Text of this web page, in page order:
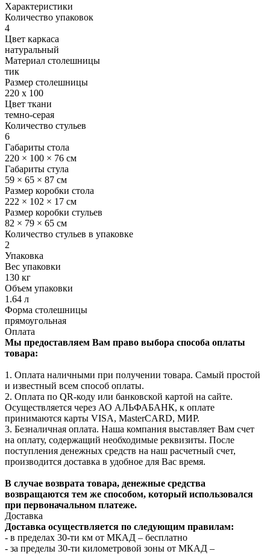
Характеристики
Количество упаковок
4
Цвет каркаса
натуральный
Материал столешницы
тик
Размер столешницы
220 x 100
Цвет ткани
темно-серая
Количество стульев
6
Габариты стола
220 × 100 × 76 см
Габариты стула
59 × 65 × 87 см
Размер коробки стола
222 × 102 × 17 см
Размер коробки стульев
82 × 79 × 65 см
Количество стульев в упаковке
2
Упаковка
Вес упаковки
130 кг
Объем упаковки
1.64 л
Форма столешницы
прямоугольная
Оплата
Мы предоставляем Вам право выбора способа оплаты
товара:
1. Оплата наличными при получении товара. Самый простой
и известный всем способ оплаты.
2. Оплата по QR-коду или банковской картой на сайте.
Осуществляется через АО АЛЬФАБАНК, к оплате
принимаются карты VISA, MasterCARD, МИР.
3. Безналичная оплата. Наша компания выставляет Вам счет
на оплату, содержащий необходимые реквизиты. После
поступления денежных средств на наш расчетный счет,
производится доставка в удобное для Вас время.
В случае возврата товара, денежные средства
возвращаются тем же способом, который использовался
при первоначальном платеже.
Доставка
Доставка осуществляется по следующим правилам:
- в пределах 30-ти км от МКАД – бесплатно
- за пределы 30-ти километровой зоны от МКАД –